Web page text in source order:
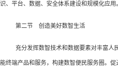
识、平台、数据、安全体系建设和规模化应
第二节 创造美好数智生活
充分发挥数智技术和数据要素对丰富人
能终端产品和服务，构建数智便民服务圈。